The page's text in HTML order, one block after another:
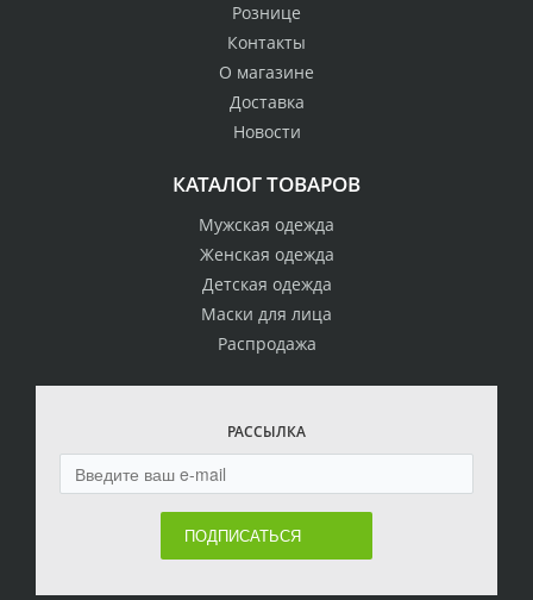
Рознице
Контакты
О магазине
Доставка
Новости
КАТАЛОГ ТОВАРОВ
Мужская одежда
Женская одежда
Детская одежда
Маски для лица
Распродажа
РАССЫЛКА
ПОДПИСАТЬСЯ